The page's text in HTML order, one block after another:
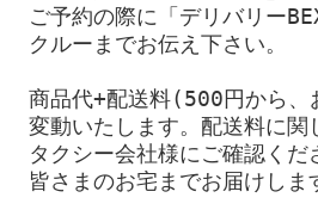
ご予約の際に「デリバリー
クルーまでお伝え下さい。
商品代+配送料(500円から、
変動いたします。配送料に関
タクシー会社様にご確認く
皆さまのお宅までお届けしま